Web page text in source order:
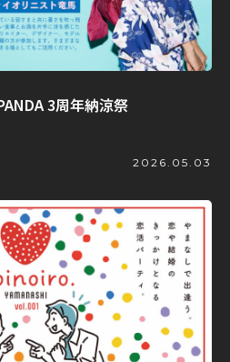
3周年納涼祭
2026.05.03